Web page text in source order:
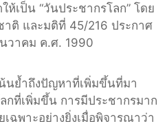
เป็น “วันประชากรโลก” โดย
ติ และมติที่ 45/216 ประกาศ
วาคม ค.ศ. 1990
นย้ำถึงปัญหาที่เพิ่มขึ้นที่มา
กที่เพิ่มขึ้น การมีประชากรมาก
ฉพาะอย่างยิ่งเมื่อพิจารณาว่า